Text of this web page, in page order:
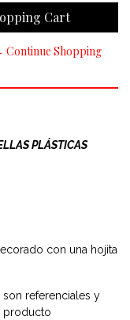
Continue Shopping
PLÁSTICAS
con una hojita
referenciales y
producto